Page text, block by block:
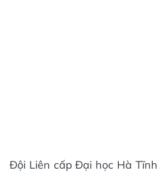
Đội Liên cấp Đại học Hà